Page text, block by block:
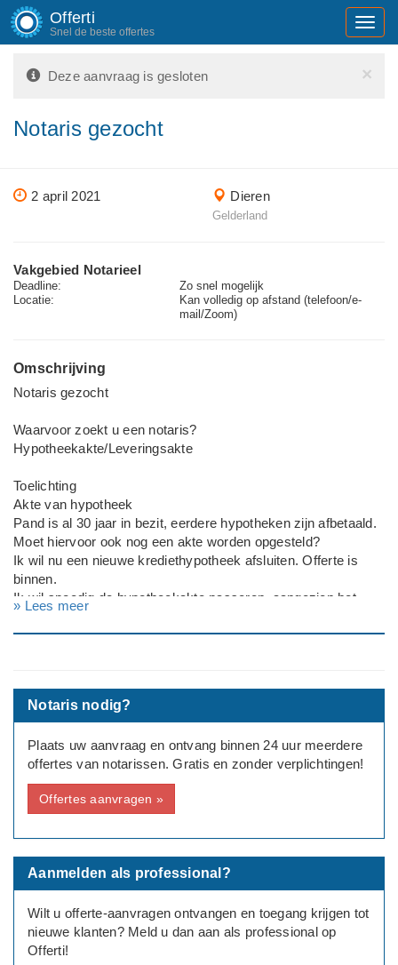
Offerti
Snel de beste offertes
×
Deze aanvraag is gesloten
Notaris gezocht
2 april 2021 Dieren
Gelderland
Vakgebied Notarieel
Deadline:
Zo snel mogelijk
Locatie:
Kan volledig op afstand (telefoon/e-
mail/Zoom)
Omschrijving
Notaris gezocht
Waarvoor zoekt u een notaris?
Hypotheekakte/Leveringsakte
Toelichting
Akte van hypotheek
Pand is al 30 jaar in bezit, eerdere hypotheken zijn afbetaald.
Moet hiervoor ook nog een akte worden opgesteld?
Ik wil nu een nieuwe krediethypotheek afsluiten. Offerte is
binnen.
Ik wil spoedig de hypotheekakte passeren, aangezien het
» Lees meer
Notaris nodig?
Plaats uw aanvraag en ontvang binnen 24 uur meerdere
offertes van notarissen. Gratis en zonder verplichtingen!
Offertes aanvragen »
Aanmelden als professional?
Wilt u offerte-aanvragen ontvangen en toegang krijgen tot
nieuwe klanten? Meld u dan aan als professional op
Offerti!